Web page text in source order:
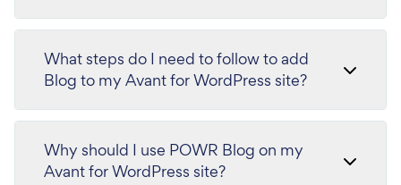
What steps do I need to follow to add
Blog to my Avant for WordPress site?
Why should I use POWR Blog on my
Avant for WordPress site?